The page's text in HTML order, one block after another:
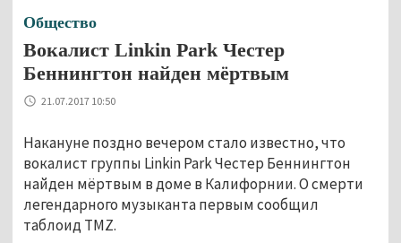
Общество
Вокалист Linkin Park Честер
Беннингтон найден мёртвым
21.07.2017 10:50
Накануне поздно вечером стало известно, что
вокалист группы Linkin Park Честер Беннингтон
найден мёртвым в доме в Калифорнии. О смерти
легендарного музыканта первым сообщил
таблоид TMZ.